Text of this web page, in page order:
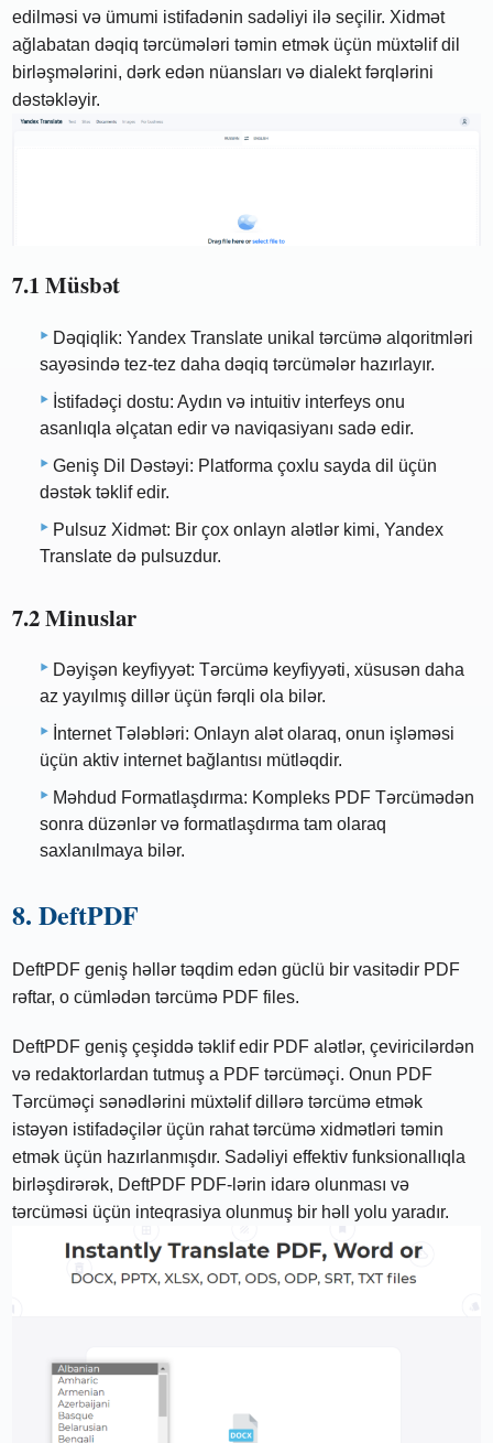
edilməsi və ümumi istifadənin sadəliyi ilə seçilir. Xidmət
ağlabatan dəqiq tərcümələri təmin etmək üçün müxtəlif dil
birləşmələrini, dərk edən nüansları və dialekt fərqlərini
dəstəkləyir.
7.1 Müsbət
Dəqiqlik: Yandex Translate unikal tərcümə alqoritmləri
sayəsində tez-tez daha dəqiq tərcümələr hazırlayır.
İstifadəçi dostu: Aydın və intuitiv interfeys onu
asanlıqla əlçatan edir və naviqasiyanı sadə edir.
Geniş Dil Dəstəyi: Platforma çoxlu sayda dil üçün
dəstək təklif edir.
Pulsuz Xidmət: Bir çox onlayn alətlər kimi, Yandex
Translate də pulsuzdur.
7.2 Minuslar
Dəyişən keyfiyyət: Tərcümə keyfiyyəti, xüsusən daha
az yayılmış dillər üçün fərqli ola bilər.
İnternet Tələbləri: Onlayn alət olaraq, onun işləməsi
üçün aktiv internet bağlantısı mütləqdir.
Məhdud Formatlaşdırma: Kompleks PDF Tərcümədən
sonra düzənlər və formatlaşdırma tam olaraq
saxlanılmaya bilər.
8. DeftPDF
DeftPDF geniş həllər təqdim edən güclü bir vasitədir PDF
rəftar, o cümlədən tərcümə PDF files.
DeftPDF geniş çeşiddə təklif edir PDF alətlər, çeviricilərdən
və redaktorlardan tutmuş a PDF tərcüməçi. Onun PDF
Tərcüməçi sənədlərini müxtəlif dillərə tərcümə etmək
istəyən istifadəçilər üçün rahat tərcümə xidmətləri təmin
etmək üçün hazırlanmışdır. Sadəliyi effektiv funksionallıqla
birləşdirərək, DeftPDF PDF-lərin idarə olunması və
tərcüməsi üçün inteqrasiya olunmuş bir həll yolu yaradır.